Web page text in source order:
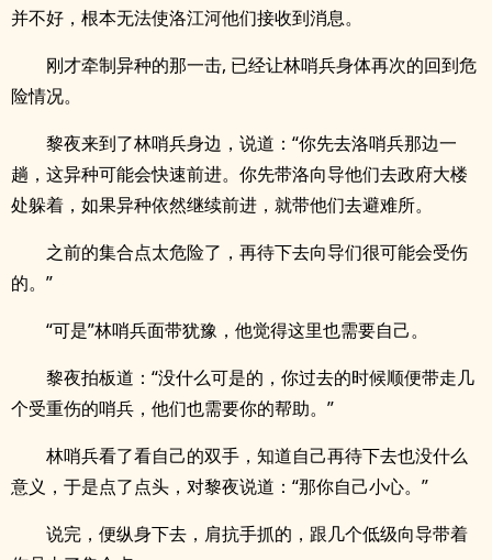
并不好，根本无法使洛江河他们接收到消息。
刚才牵制异种的那一击, 已经让林哨兵身体再次的回到危
险情况。
黎夜来到了林哨兵身边，说道：“你先去洛哨兵那边一
趟，这异种可能会快速前进。你先带洛向导他们去政府大楼
处躲着，如果异种依然继续前进，就带他们去避难所。
之前的集合点太危险了，再待下去向导们很可能会受伤
的。”
“可是”林哨兵面带犹豫，他觉得这里也需要自己。
黎夜拍板道：“没什么可是的，你过去的时候顺便带走几
个受重伤的哨兵，他们也需要你的帮助。”
林哨兵看了看自己的双手，知道自己再待下去也没什么
意义，于是点了点头，对黎夜说道：“那你自己小心。”
说完，便纵身下去，肩抗手抓的，跟几个低级向导带着